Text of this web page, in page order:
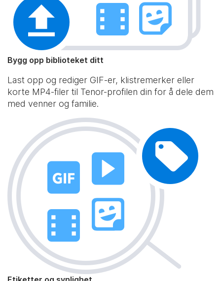
Bygg opp biblioteket ditt
Last opp og rediger GIF-er, klistremerker eller
korte MP4-filer til Tenor-profilen din for å dele dem
med venner og familie.